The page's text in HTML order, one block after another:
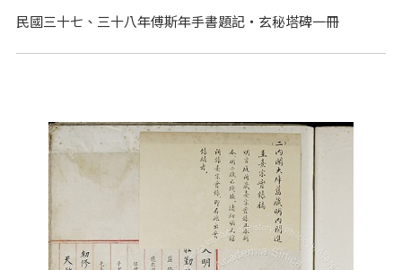
民國三十七、三十八年傅斯年手書題記‧玄秘塔碑一冊